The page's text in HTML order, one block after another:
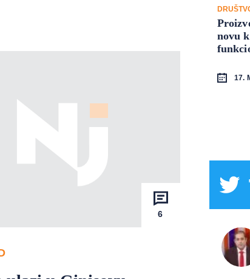
6
novu
17.